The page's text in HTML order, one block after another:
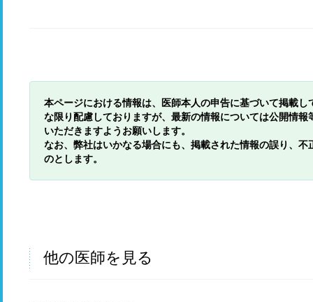
本ページにおける情報は、医師本人の申告に基づいて掲載
な限り配慮しておりますが、最新の情報については公開情
いただきますようお願いします。
なお、弊社はいかなる場合にも、掲載された情報の誤り、
のとします。
他の医師を見る